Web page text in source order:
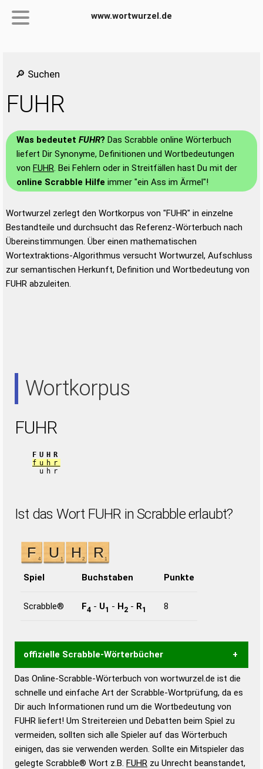
www.wortwurzel.de
🔎 Suchen
FUHR
Was bedeutet FUHR? Das Scrabble online Wörterbuch
liefert Dir Synonyme, Definitionen und Wortbedeutungen
von FUHR. Bei Fehlern oder in Streitfällen hast Du mit der
online Scrabble Hilfe immer "ein Ass im Ärmel"!
Wortwurzel zerlegt den Wortkorpus von "FUHR" in einzelne
Bestandteile und durchsucht das Referenz-Wörterbuch nach
Übereinstimmungen. Über einen mathematischen
Wortextraktions-Algorithmus versucht Wortwurzel, Aufschluss
zur semantischen Herkunft, Definition und Wortbedeutung von
FUHR abzuleiten.
Wortkorpus
FUHR
FUHR
fuhr
uhr
Ist das Wort FUHR in Scrabble erlaubt?
Spiel Buchstaben Punkte
Scrabble® F4 - U1 - H2 - R1 8
offizielle Scrabble-Wörterbücher
Wortwurzel liefert mit Hilfe eines semantischen
Wortanalyse-Algorithmus gute Anhaltspunkte zu
Wortbedeutung, Worttrennung und Wortform, um die
Gültigkeit eines Wortes für das Scrabble-Spiel zu
bestimmen!
zugelassene Turnier Scrabble-
Wörterbücher sind:
Das Online-Scrabble-Wörterbuch von wortwurzel.de ist die
schnelle und einfache Art der Scrabble-Wortprüfung, da es
Dir auch Informationen rund um die Wortbedeutung von
FUHR liefert! Um Streitereien und Debatten beim Spiel zu
vermeiden, sollten sich alle Spieler auf das Wörterbuch
einigen, das sie verwenden werden. Sollte ein Mitspieler das
gelegte Scrabble® Wort z.B. FUHR zu Unrecht beanstandet,